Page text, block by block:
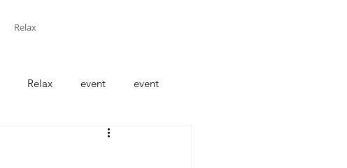
Relax
Relax event event